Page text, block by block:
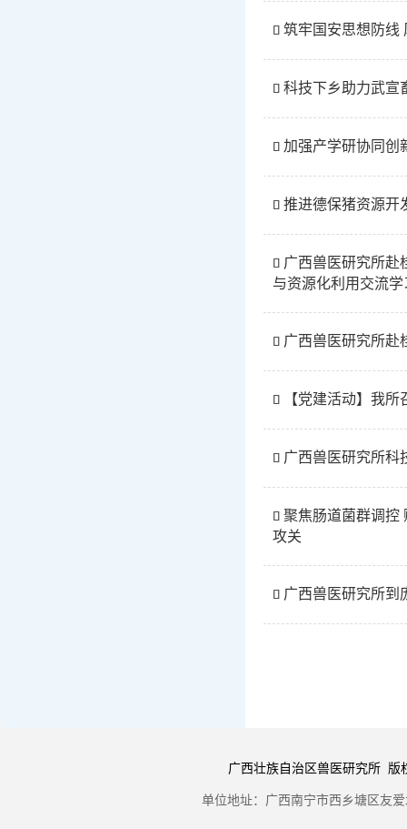
 筑牢国安思想防线
 科技下乡助力武宣
 加强产学研协同创
 推进德保猪资源开
 广西兽医研究所赴
与资源化利用交流学
 广西兽医研究所赴
 【党建活动】我
 广西兽医研究所科
 聚焦肠道菌群调
攻关
 广西兽医研究所到
广西壮族自治区兽医研究所 版
单位地址：广西南宁市西乡塘区友